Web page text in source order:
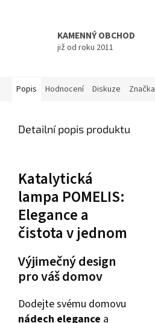
KAMENNÝ OBCHOD
již od roku 2011
Popis Hodnocení Diskuze Značka
Detailní popis produktu
Katalytická
lampa POMELIS:
Elegance a
čistota v jednom
Výjimečný design
pro váš domov
Dodejte svému domovu
nádech elegance a